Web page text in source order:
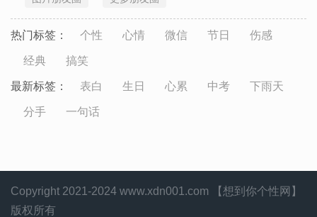
热门标签： 个性 心情 微信 节日 伤感
经典 搞笑
最新标签： 表白 生日 心累 中考 下雨天
分手 一句话
Copyright 2021-2024 www.xdn001.com 【想到你个性网】
版权所有